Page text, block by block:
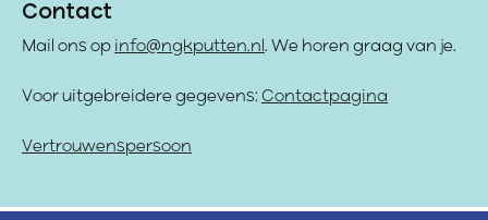
Contact
Mail ons op info@ngkputten.nl . We horen graag van je.
Voor uitgebreidere gegevens: Contactpagina
Vertrouwenspersoon